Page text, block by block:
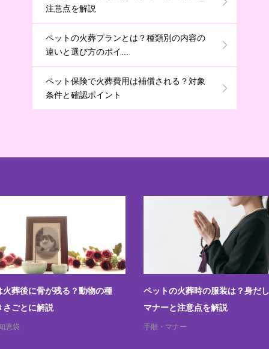
注意点を解説
ペットの火葬プランとは？種類別の内容の
違いと選び方のポイ...
ペット保険で火葬費用は補償される？対象
条件と確認ポイント
火葬後に骨が残る？動物の種
さごとに解説
恵袋
ペットの火葬時の服装は？身だ
マナーと注意点を解説
手順・マナー